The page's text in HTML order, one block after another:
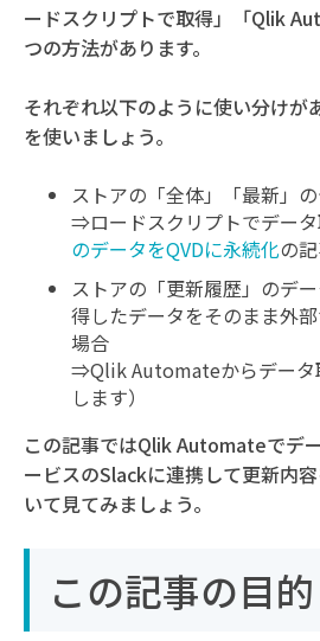
ードスクリプトで取得」「Qlik
つの方法があります。
それぞれ以下のように使い分けが
を使いましょう。
ストアの「全体」「最新」
⇒ロードスクリプトでデー
のデータをQVDに永続化の
ストアの「更新履歴」のデ
得したデータをそのまま外
場合
⇒Qlik Automateからデータ
します）
この記事ではQlik Automateでデ
ービスのSlackに連携して更新内
いて見てみましょう。
この記事の目的